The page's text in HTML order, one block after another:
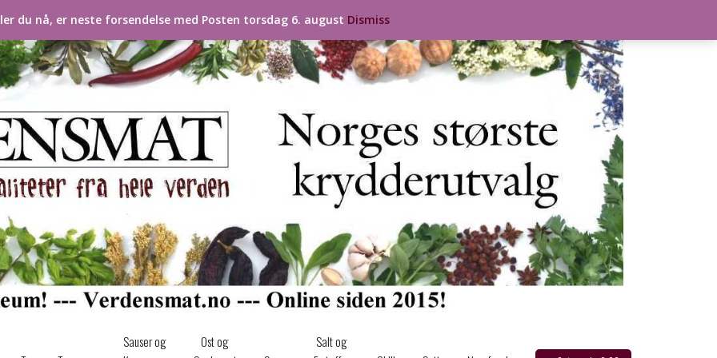
Sauser og
Ost og
Salt og
du nå, er neste forsendelse med Posten torsdag 6. august Dismiss